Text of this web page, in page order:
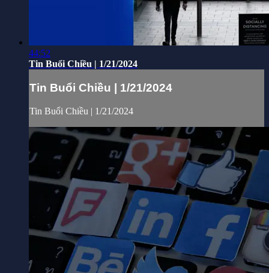
44:52
Tin Buổi Chiều | 1/21/2024
Tin Buổi Chiều | 1/21/2024
Tin Buổi Chiều | 1/21/2024